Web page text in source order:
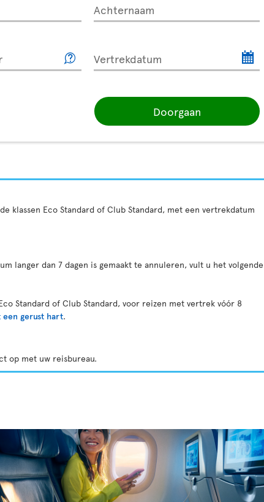
Achternaam
Vertrekdatum
Doorgaan
klassen Eco Standard of Club Standard, met een vertrekdatum
langer dan 7 dagen is gemaakt te annuleren, vult u het volgende
Standard of Club Standard, voor reizen met vertrek vóór 8
een gerust hart.
op met uw reisbureau.